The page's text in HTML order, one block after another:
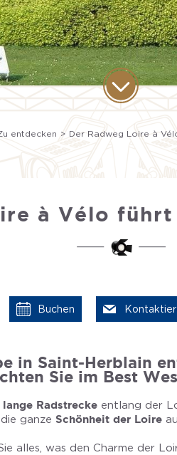
entdecken Der Radweg Loire à
à Vélo
Buchen
in Saint-Herblain
Sie im Best
Radstrecke entlang der
ganze Schönheit der Loire
alles, was den Charme der